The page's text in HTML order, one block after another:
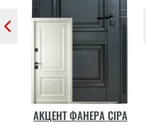
АКЦЕНТ ФАНЕРА СІРА